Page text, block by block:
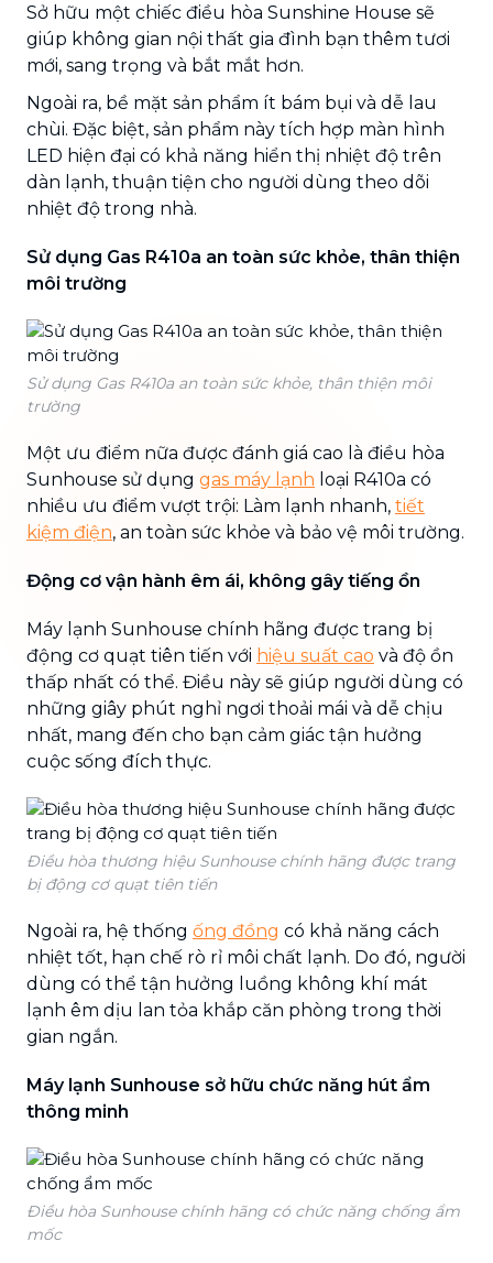
Sở hữu một chiếc điều hòa Sunshine House sẽ
giúp không gian nội thất gia đình bạn thêm tươi
mới, sang trọng và bắt mắt hơn.
Ngoài ra, bề mặt sản phẩm ít bám bụi và dễ lau
chùi. Đặc biệt, sản phẩm này tích hợp màn hình
LED hiện đại có khả năng hiển thị nhiệt độ trên
dàn lạnh, thuận tiện cho người dùng theo dõi
nhiệt độ trong nhà.
Sử dụng Gas R410a an toàn sức khỏe, thân thiện
môi trường
Sử dụng Gas R410a an toàn sức khỏe, thân thiện môi
trường
Một ưu điểm nữa được đánh giá cao là điều hòa
Sunhouse sử dụng gas máy lạnh loại R410a có
nhiều ưu điểm vượt trội: Làm lạnh nhanh, tiết
kiệm điện, an toàn sức khỏe và bảo vệ môi trường.
Động cơ vận hành êm ái, không gây tiếng ồn
Máy lạnh Sunhouse chính hãng được trang bị
động cơ quạt tiên tiến với hiệu suất cao và độ ồn
thấp nhất có thể. Điều này sẽ giúp người dùng có
những giây phút nghỉ ngơi thoải mái và dễ chịu
nhất, mang đến cho bạn cảm giác tận hưởng
cuộc sống đích thực.
Điều hòa thương hiệu Sunhouse chính hãng được trang
bị động cơ quạt tiên tiến
Ngoài ra, hệ thống ống đồng có khả năng cách
nhiệt tốt, hạn chế rò rỉ môi chất lạnh. Do đó, người
dùng có thể tận hưởng luồng không khí mát
lạnh êm dịu lan tỏa khắp căn phòng trong thời
gian ngắn.
Máy lạnh Sunhouse sở hữu chức năng hút ẩm
thông minh
Điều hòa Sunhouse chính hãng có chức năng chống ẩm
mốc